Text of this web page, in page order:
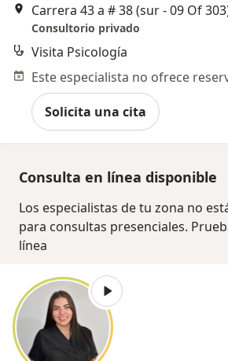
Carrera 43 a # 38 (sur - 09 Of
Consultorio privado
Visita Psicología
Solicita una cita
Consulta en línea disponible
Los especialistas de tu zona no
para consultas presenciales.
línea